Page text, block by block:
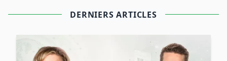
DERNIERS ARTICLES